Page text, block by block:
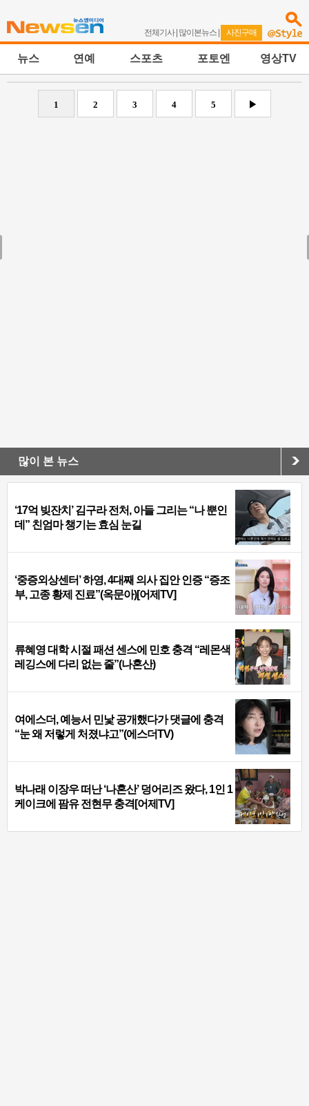
전체기사| 많이본뉴스 | 사진구매
뉴스 연예 스포츠 포토엔 영상TV
1 2 3 4 5 ▶
많이 본 뉴스
‘17억 빚잔치’ 김구라 전처, 아들 그리는 “나 뿐인
데” 친엄마 챙기는 효심 눈길
‘중증외상센터’ 하영, 4대째 의사 집안 인증 “증조
부, 고종 황제 진료”(옥문아)[어제TV]
류혜영 대학 시절 패션 센스에 민호 충격 “레몬색
레깅스에 다리 없는 줄”(나혼산)
여에스더, 예능서 민낯 공개했다가 댓글에 충격
“눈 왜 저렇게 처졌냐고”(에스더TV)
박나래 이장우 떠난 ‘나혼산’ 덩어리즈 왔다, 1인 1
케이크에 팜유 전현무 충격[어제TV]